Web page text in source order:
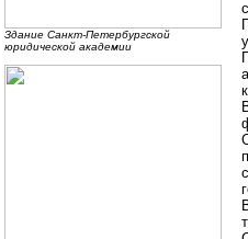
Здание Санкт-Петербургской
юридической академии